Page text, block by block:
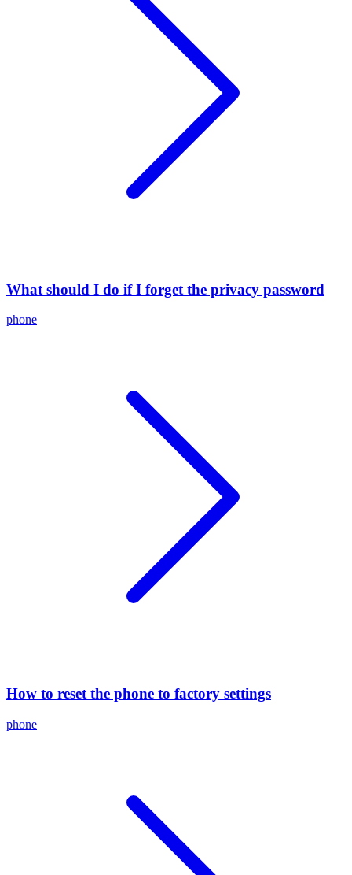
What should I do if I forget the privacy password
phone
How to reset the phone to factory settings
phone